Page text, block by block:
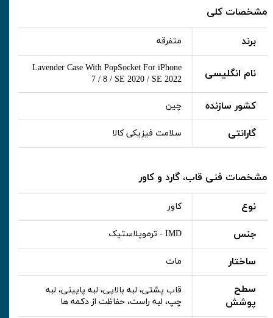
مشخصات کلی
برند متفرقه
نام انگلیسی
Lavender Case With PopSocket For iPhone
7 / 8 / SE 2020 / SE 2022
کشور سازنده چین
گارانتی سلامت فیزیکی کالا
مشخصات فنی قاب، گارد و کاور
نوع کاور
جنس IMD - ترموپلاستیک
ساختار مات
سطح
پوشش
قاب پشتی، لبه بالایی، لبه پایینی، لبه
چپ، لبه راست، حفاظت از دکمه ها